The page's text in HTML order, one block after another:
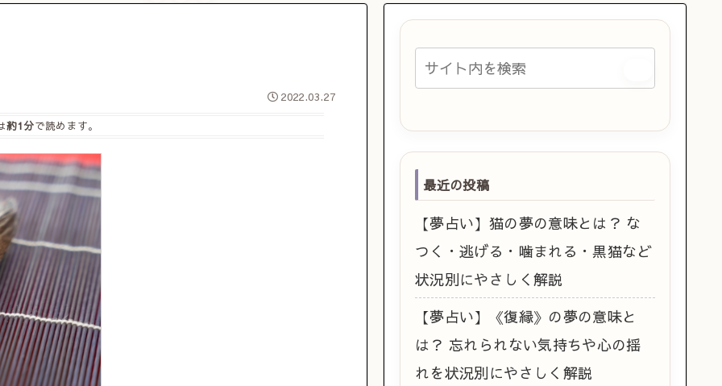
2022.03.27
約1分で読めます。
最近の投稿
【夢占い】猫の夢の意味とは？ な
つく・逃げる・噛まれる・黒猫など
状況別にやさしく解説
【夢占い】《復縁》の夢の意味と
は？ 忘れられない気持ちや心の揺
れを状況別にやさしく解説